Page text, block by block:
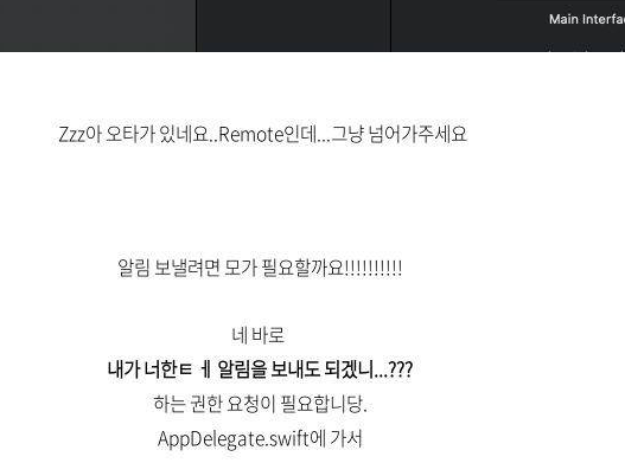
Zzz아 오타가 있네요..Remote인데...그냥 넘어가주세요
알림 보낼려면 모가 필요할까요!!!!!!!!!!
네 바로
내가 너한ㅌ ㅔ 알림을 보내도 되겠니...???
하는 권한 요청이 필요합니당.
AppDelegate.swift에 가서